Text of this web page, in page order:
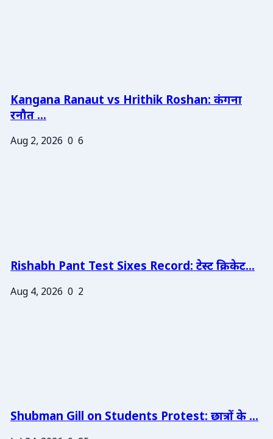
Kangana Ranaut vs Hrithik Roshan: कंगना
रनौत ...
Aug 2, 2026 0 6
Rishabh Pant Test Sixes Record: टेस्ट क्रिकेट...
Aug 4, 2026 0 2
Shubman Gill on Students Protest: छात्रों के ...